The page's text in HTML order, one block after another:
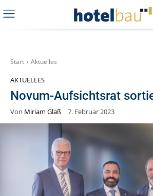
Start Aktuelles
AKTUELLES
Novum-Aufsichtsrat
Von Miriam Glaß 7. Februar 2023